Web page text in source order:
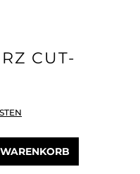
CUT-
gewünschten